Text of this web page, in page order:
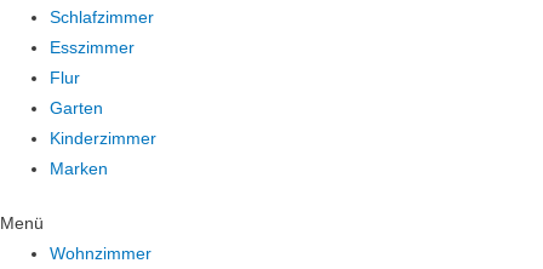
Schlafzimmer
Esszimmer
Flur
Garten
Kinderzimmer
Marken
Menü
Wohnzimmer